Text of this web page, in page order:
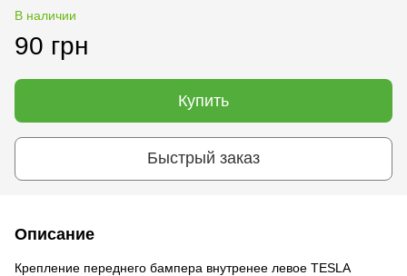
В наличии
90 грн
Купить
Быстрый заказ
Описание
Крепление переднего бампера внутренее левое TESLA